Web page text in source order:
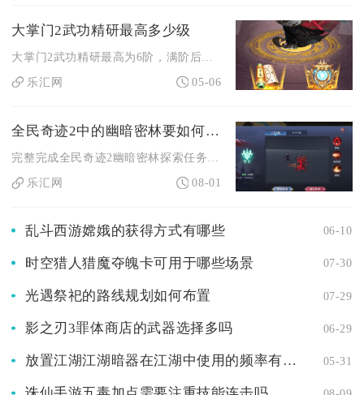
大掌门2武功精研最高多少级
乐汇网
05-06
全民奇迹2中的幽暗密林要如何完成探索任务
乐汇网
08-01
乱斗西游嫦娥的获得方式有哪些 06-10
时空猎人猎魔夺魄卡可用于哪些场景 07-30
光遇祭祀的路线规划如何布置 07-29
影之刃3罪体商店的武器选择多吗 06-29
放置江湖江湖暗器在江湖中使用的频率有多高 05-31